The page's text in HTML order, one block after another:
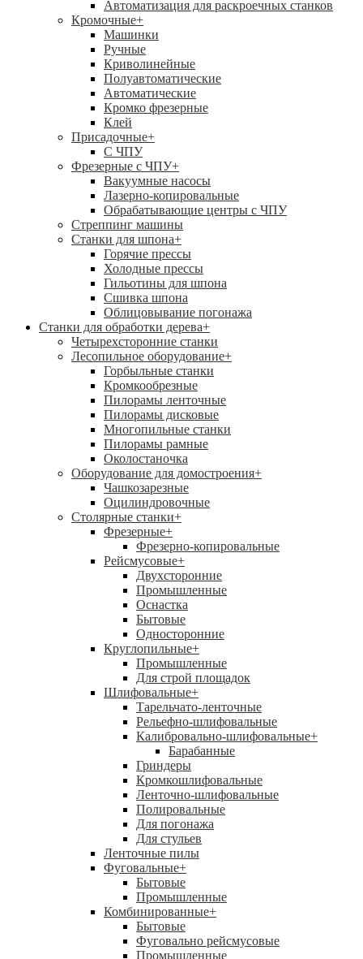
Автоматизация для раскроечных станков
Кромочные+
Машинки
Ручные
Криволинейные
Полуавтоматические
Автоматические
Кромко фрезерные
Клей
Присадочные+
С ЧПУ
Фрезерные с ЧПУ+
Вакуумные насосы
Лазерно-копировальные
Обрабатывающие центры с ЧПУ
Стреппинг машины
Станки для шпона+
Горячие прессы
Холодные прессы
Гильотины для шпона
Сшивка шпона
Облицовывание погонажа
Станки для обработки дерева+
Четырехсторонние станки
Лесопильное оборудование+
Горбыльные станки
Кромкообрезные
Пилорамы ленточные
Пилорамы дисковые
Многопильные станки
Пилорамы рамные
Околостаночка
Оборудование для домостроения+
Чашкозарезные
Оцилиндровочные
Столярные станки+
Фрезерные+
Фрезерно-копировальные
Рейсмусовые+
Двухсторонние
Промышленные
Оснастка
Бытовые
Односторонние
Круглопильные+
Промышленные
Для строй площадок
Шлифовальные+
Тарельчато-ленточные
Рельефно-шлифовальные
Калибровально-шлифовальные+
Барабанные
Гриндеры
Кромкошлифовальные
Ленточно-шлифовальные
Полировальные
Для погонажа
Для стульев
Ленточные пилы
Фуговальные+
Бытовые
Промышленные
Комбинированные+
Бытовые
Фуговально рейсмусовые
Промышленные